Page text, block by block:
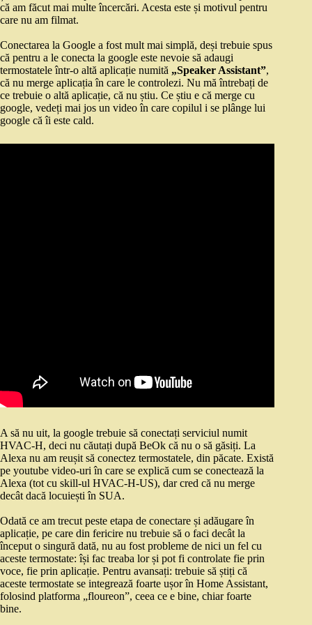
că am făcut mai multe încercări. Acesta este și motivul pentru
care nu am filmat.
Conectarea la Google a fost mult mai simplă, deși trebuie spus
că pentru a le conecta la google este nevoie să adaugi
termostatele într-o altă aplicație numită „Speaker Assistant”,
că nu merge aplicația în care le controlezi. Nu mă întrebați de
ce trebuie o altă aplicație, că nu știu. Ce știu e că merge cu
google, vedeți mai jos un video în care copilul i se plânge lui
google că îi este cald.
A să nu uit, la google trebuie să conectați serviciul numit
HVAC-H, deci nu căutați după BeOk că nu o să găsiți. La
Alexa nu am reușit să conectez termostatele, din păcate. Există
pe youtube video-uri în care se explică cum se conectează la
Alexa (tot cu skill-ul HVAC-H-US), dar cred că nu merge
decât dacă locuiești în SUA.
Odată ce am trecut peste etapa de conectare și adăugare în
aplicație, pe care din fericire nu trebuie să o faci decât la
început o singură dată, nu au fost probleme de nici un fel cu
aceste termostate: își fac treaba lor și pot fi controlate fie prin
voce, fie prin aplicație. Pentru avansați: trebuie să știți că
aceste termostate se integrează foarte ușor în Home Assistant,
folosind platforma „floureon”, ceea ce e bine, chiar foarte
bine.